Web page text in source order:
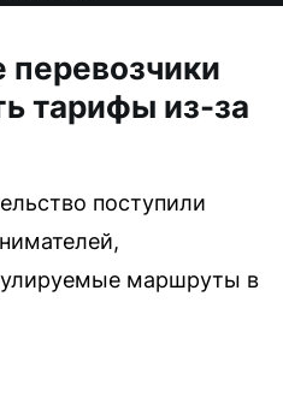
тарифы из-за
поступили
маршруты в